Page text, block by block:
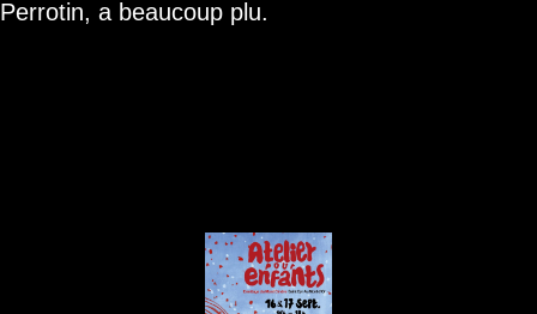
Perrotin, a beaucoup plu.